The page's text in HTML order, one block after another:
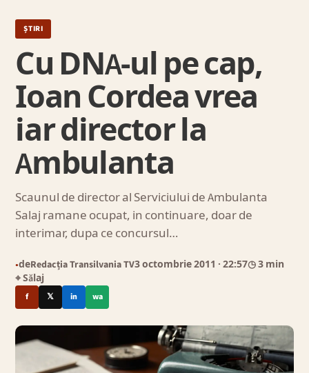
ȘTIRI
Cu DNA-ul pe cap,
Ioan Cordea vrea
iar director la
Ambulanta
Scaunul de director al Serviciului de Ambulanta
Salaj ramane ocupat, in continuare, doar de
interimar, dupa ce concursul…
●deRedacția Transilvania TV3 octombrie 2011 · 22:57◷ 3 min
⌖ Sălaj
f 𝕏 in wa